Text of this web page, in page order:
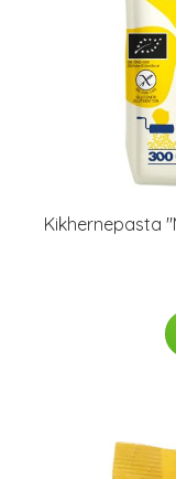
Kikhernepasta